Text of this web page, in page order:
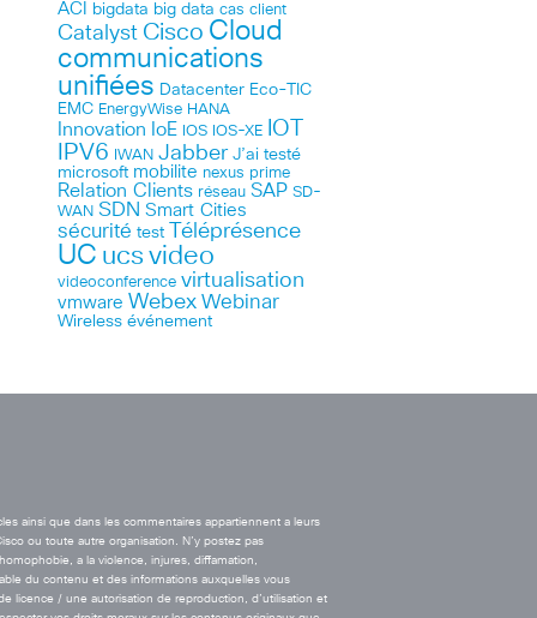
ACI bigdata big data cas client
Catalyst Cisco Cloud
communications
unifiées Datacenter Eco-TIC
EMC EnergyWise HANA
Innovation IoE IOS IOS-XE IOT
IPV6 IWAN Jabber J’ai testé
microsoft mobilite nexus prime
Relation Clients réseau SAP SD-
WAN SDN Smart Cities
sécurité test Téléprésence
UC ucs video
videoconference virtualisation
vmware Webex Webinar
Wireless événement
ainsi que dans les commentaires appartiennent a leurs
ou toute autre organisation. N’y postez pas
a la violence, injures, diffamation,
du contenu et des informations auxquelles vous
licence / une autorisation de reproduction, d’utilisation et